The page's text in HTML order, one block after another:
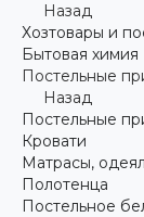
Назад
Хозтовары и
Бытовая химия
Постельные
Назад
Постельные
Кровати
Матрасы,
Полотенца
Постельное